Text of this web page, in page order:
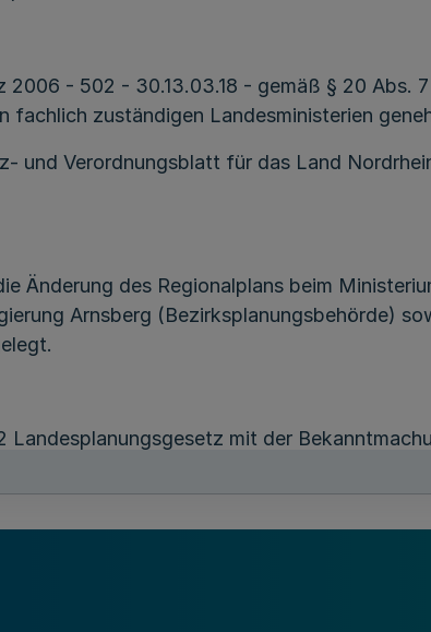
2006 - 502 - 30.13.03.18 - gemäß § 20 Abs.
fachlich zuständigen Landesministerien
und Verordnungsblatt für das Land
Änderung des Regionalplans beim
Arnsberg (Bezirksplanungsbehörde)
mit der
und Maßnahmen zu beachten. Soweit
Raumordnungsgesetz von den öffentlichen